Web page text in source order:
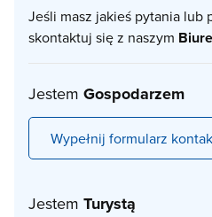
Jeśli masz jakieś pytania lub
skontaktuj się z naszym
Jestem Gospodarzem
Wypełnij formularz
Jestem Turystą